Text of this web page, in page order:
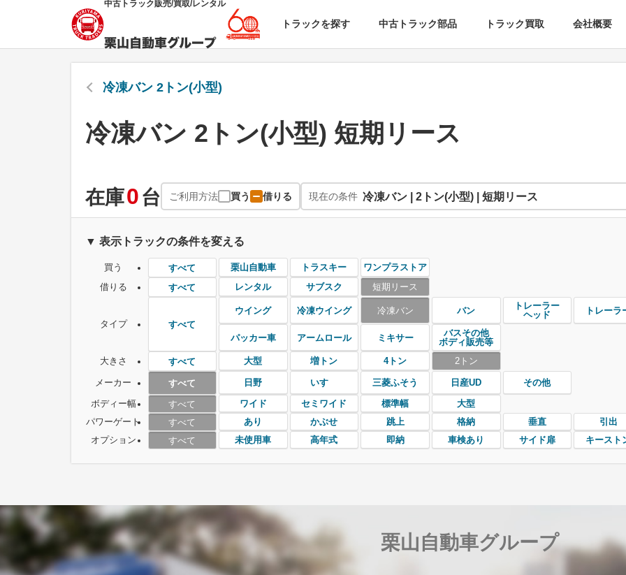
中古トラック販売/買取/レンタル
トラックを探す 中古トラック部品 トラック買取 会社概要
冷凍バン 2トン(小型)
冷凍バン 2トン(小型) 短期リース
在庫0台 ご利用方法 買う 借りる 現在の条件 冷凍バン | 2トン(小型) | 短期リース
▼ 表示トラックの条件を変える
買う すべて 栗山自動車 トラスキー
ワンプラストア
借りる
すべて レンタル サブスク 短期リース
タイプ すべて
ウイング 冷凍ウイング 冷凍バン バン
トレーラー
ヘッド
トレーラ
パッカー車 アームロール ミキサー
バスその他
ボディ販売等
大きさ
すべて 大型 増トン 4トン 2トン
メーカー すべて 日野 いすゞ 三菱ふそう 日産UD
その他
ボディー幅
すべて ワイド セミワイド 標準幅
大型
パワーゲート
すべて あり かぶせ 跳上 格納 垂直 引出
オプション
すべて 未使用車 高年式 即納 車検あり サイド扉 キースト
栗山自動車グループ